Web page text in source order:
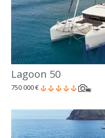
Lagoon 50
750 000 €